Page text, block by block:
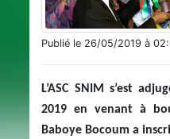
Publié le 26/05/2019 à
L’ASC SNIM s’est
2019 en venant à
Baboye Bocoum a